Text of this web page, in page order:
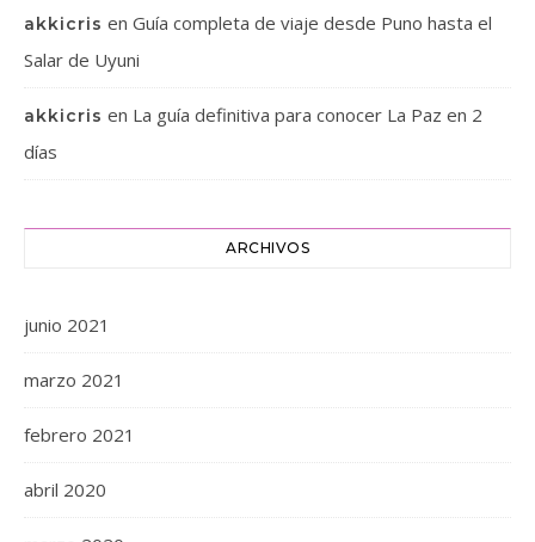
akkicris en Guía completa de viaje desde Puno hasta el
Salar de Uyuni
akkicris en La guía definitiva para conocer La Paz en 2
días
ARCHIVOS
junio 2021
marzo 2021
febrero 2021
abril 2020